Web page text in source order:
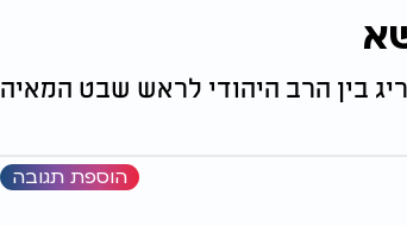
בין הרב היהודי לראש שבט המאיה
הוספת תגובה